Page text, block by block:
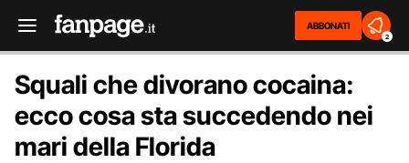
ABBONATI
2
Squali che divorano cocaina:
ecco cosa sta succedendo nei
mari della Florida